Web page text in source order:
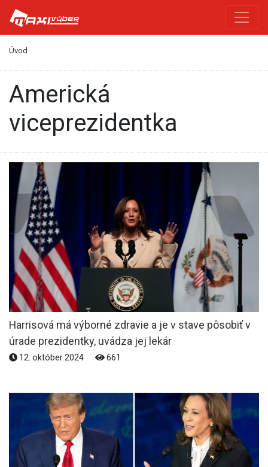
Úvod
Americká
viceprezidentka
Harrisová má výborné zdravie a je v stave pôsobiť v
úrade prezidentky, uvádza jej lekár
12. október 2024 661